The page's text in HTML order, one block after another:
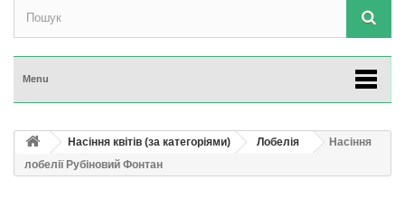
Menu
Насіння квітів (за категоріями) Лобелія
Насіння
лобелії Рубіновий Фонтан